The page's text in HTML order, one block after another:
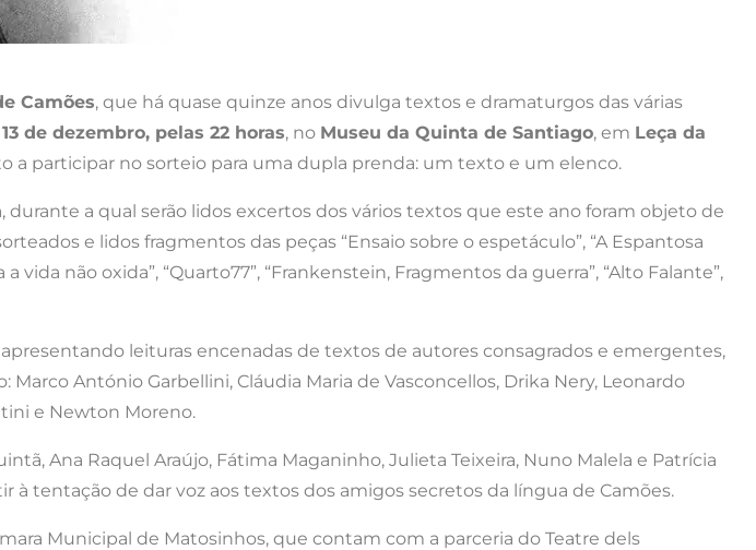
Camões, que há quase quinze anos divulga textos e dramaturgos das várias
13 de dezembro, pelas 22 horas, no Museu da Quinta de Santiago, em Leça da
a participar no sorteio para uma dupla prenda: um texto e um elenco.
a qual serão lidos excertos dos vários textos que este ano foram objeto de
e lidos fragmentos das peças “Ensaio sobre o espetáculo”, “A Espantosa
não oxida”, “Quarto77”, “Frankenstein, Fragmentos da guerra”, “Alto Falante”,
leituras encenadas de textos de autores consagrados e emergentes,
António Garbellini, Cláudia Maria de Vasconcellos, Drika Nery, Leonardo
e Newton Moreno.
Ana Raquel Araújo, Fátima Maganinho, Julieta Teixeira, Nuno Malela e Patrícia
tentação de dar voz aos textos dos amigos secretos da língua de Camões.
Municipal de Matosinhos, que contam com a parceria do Teatre dels